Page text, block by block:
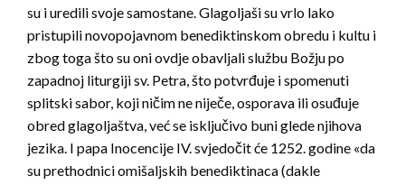
su i uredili svoje samostane. Glagoljaši su vrlo lako
pristupili novopojavnom benediktinskom obredu i kultu i
zbog toga što su oni ovdje obavljali službu Božju po
zapadnoj liturgiji sv. Petra, što potvrđuje i spomenuti
splitski sabor, koji ničim ne niječe, osporava ili osuđuje
obred glagoljaštva, već se isključivo buni glede njihova
jezika. I papa Inocencije IV. svjedočit će 1252. godine «da
su prethodnici omišaljskih benediktinaca (dakle